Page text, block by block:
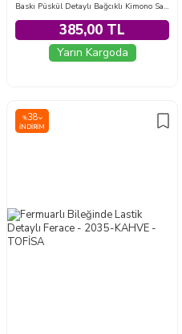
Baskı Püskül Detaylı Bağcıklı Kimono Sari - 28659-SARI
385,00 TL
Yarın Kargoda
%38
İNDIRIM